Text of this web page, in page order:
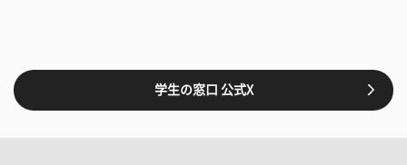
学生の窓口 公式X